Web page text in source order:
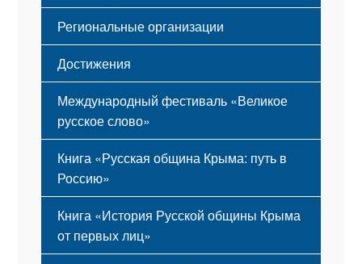
Региональные организации
Достижения
Международный фестиваль «Великое
русское слово»
Книга «Русская община Крыма: путь в
Россию»
Книга «История Русской общины Крыма
от первых лиц»